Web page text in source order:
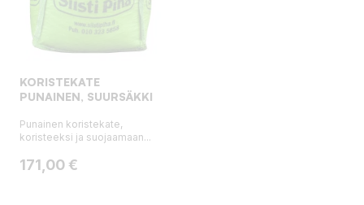
KORISTEKATE
PUNAINEN, SUURSÄKKI
Punainen koristekate,
koristeeksi ja suojaamaan...
Hinta
171,00 €